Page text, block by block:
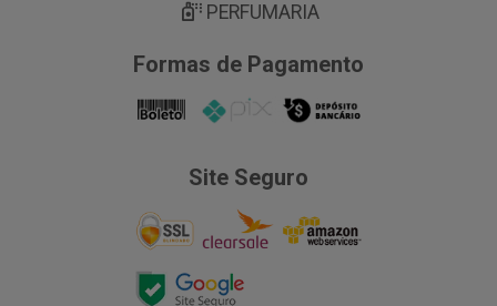
PERFUMARIA
Formas de Pagamento
Site Seguro